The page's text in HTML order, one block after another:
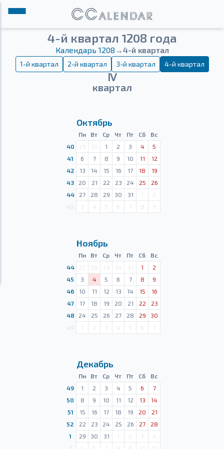
4-й квартал 1208 года
Календарь 1208 →4-й квартал
1-й квартал 2-й квартал 3-й квартал 4-й квартал
Ⅳ
квартал
Октябрь
Пн Вт Ср Чт Пт Сб
Вс
40
29 30 1 2 3 4
5
41
6 7 8 9 10 11
12
42
13 14 15 16 17 18
19
43
20 21 22 23 24 25
26
44
27 28 29 30 31 1
2
3 4 5 6 7 8 9
Ноябрь
Пн Вт Ср Чт Пт Сб
Вс
44
27 28 29 30 31 1
2
45
3 4 5 6 7 8
9
46
10 11 12 13 14 15
16
47
17 18 19 20 21 22
23
48
24 25 26 27 28 29
30
1 2 3 4 5 6 7
Декабрь
Пн Вт Ср Чт Пт Сб
Вс
49
1 2 3 4 5 6
7
50
8 9 10 11 12 13
14
51
15 16 17 18 19 20
21
52
22 23 24 25 26 27
28
1
29 30 31 1 2 3
4